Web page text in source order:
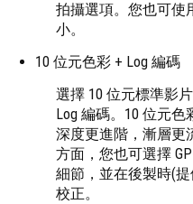
拍攝選項。您也可使
小。
10 位元色彩 + Log 編碼
選擇 10 位元標準影
Log 編碼。10 位元
深度更進階，漸層更
方面，您也可選擇
細節，並在後製時(
校正。